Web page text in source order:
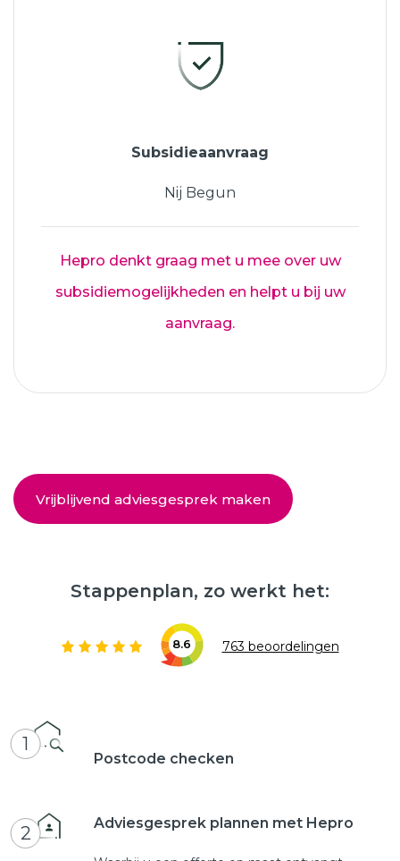
Subsidieaanvraag
Nij Begun
Hepro denkt graag met u mee over uw
subsidiemogelijkheden en helpt u bij uw
aanvraag.
Vrijblijvend adviesgesprek maken
Stappenplan, zo werkt het:
8.6 763 beoordelingen
1
Postcode checken
2 Adviesgesprek plannen met Hepro